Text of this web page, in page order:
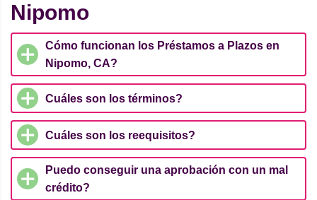
Nipomo
Cómo funcionan los Préstamos a Plazos en
Nipomo, CA?
Cuáles son los términos?
Cuáles son los reequisitos?
Puedo conseguir una aprobación con un mal
crédito?